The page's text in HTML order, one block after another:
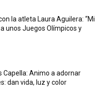
la atleta Laura Aguilera: “Mi
unos Juegos Olímpicos y
Capella: Animo a adornar
dan vida, luz y color